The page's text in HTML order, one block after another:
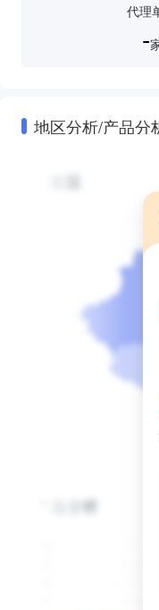
代理
-
地区分析/产品分